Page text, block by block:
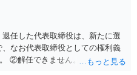
任した代表取締役は、新たに選
なお代表取締役としての権利義
②解任できません。 ③金融機関